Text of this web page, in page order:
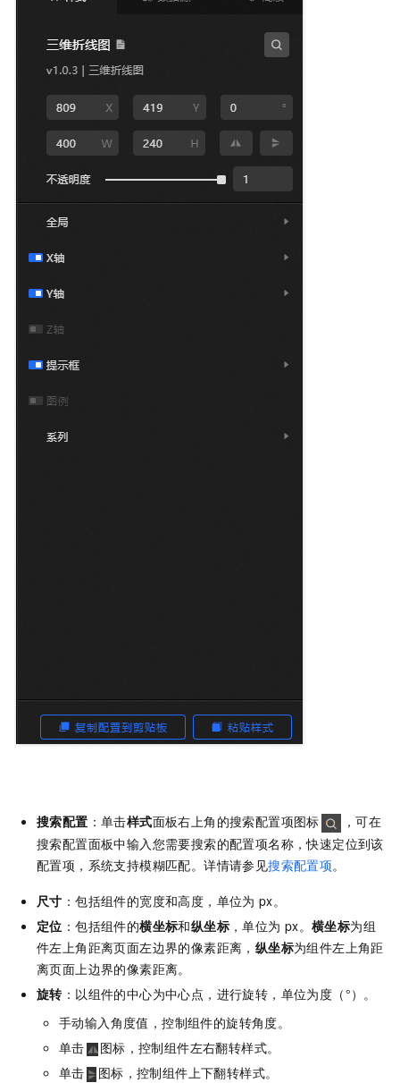
搜索配置 ：单击样式面板右上角的搜索配置项图标
，可在
搜索配置面板中输入您需要搜索的配置项名称，快速定位到该
配置项，系统支持模糊匹配。详情请参见搜索配置项。
尺寸 ：包括组件的宽度和高度，单位为 px。
定位 ：包括组件的横坐标和纵坐标 ，单位为 px。横坐标为组
件左上角距离页面左边界的像素距离， 纵坐标为组件左上角距
离页面上边界的像素距离。
旋转：以组件的中心为中心点，进行旋转，单位为度（°）。
手动输入角度值，控制组件的旋转角度。
单击
图标，控制组件左右翻转样式。
单击
图标，控制组件上下翻转样式。